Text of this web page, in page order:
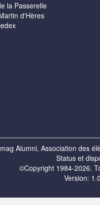
la Passerelle
d'Hères
Alumni, Association des
Status et
©Copyright 1984-2026.
Version: